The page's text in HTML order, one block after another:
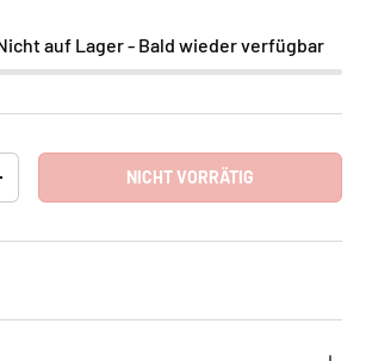
auf Lager - Bald wieder verfügbar
NICHT VORRÄTIG